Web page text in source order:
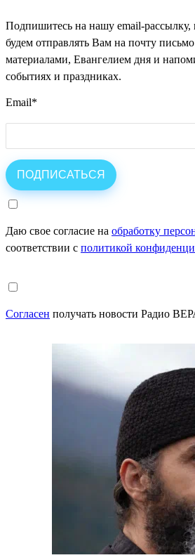
Подпишитесь на нашу email-
будем отправлять Вам на почту
материалами, Евангелием дня и
событиях и праздниках.
Email*
Даю свое согласие на обработку
соответствии с политикой
Согласен получать новости Радио